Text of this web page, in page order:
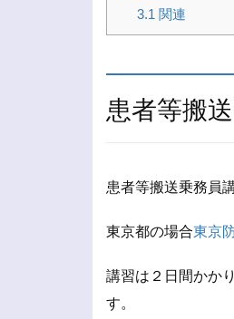
3.1 関連
患者等搬
患者等搬送乗務員
東京都の場合東京
講習は２日間かか
す。